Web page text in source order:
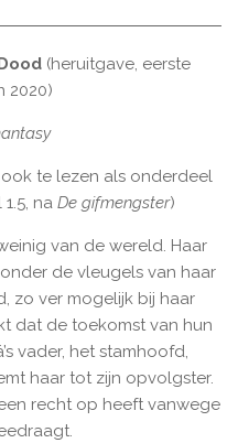
(heruitgave, eerste
2020)
te lezen als onderdeel
na De gifmengster)
van de wereld. Haar
de vleugels van haar
zo ver mogelijk bij haar
dat de toekomst van hun
vader, het stamhoofd,
haar tot zijn opvolgster.
recht op heeft vanwege